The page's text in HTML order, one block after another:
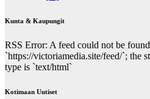
Kunta & Kaupungit
RSS Error: A feed could not be
`https://victoriamedia.site/feed/`; the
type is `text/html`
Kotimaan Uutiset